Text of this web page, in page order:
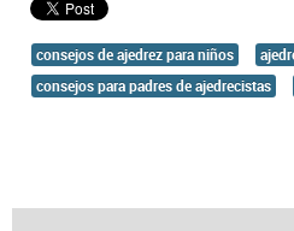
consejos de ajedrez para niños
consejos para padres de ajedrecistas